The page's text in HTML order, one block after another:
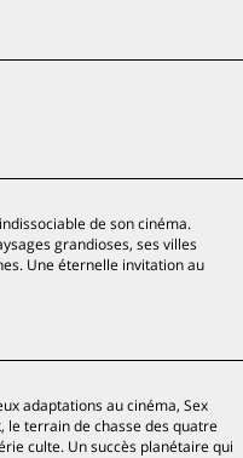
de son cinéma.
grandioses, ses villes
Une éternelle invitation au
adaptations au cinéma, Sex
le terrain de chasse des quatre
culte. Un succès planétaire qui